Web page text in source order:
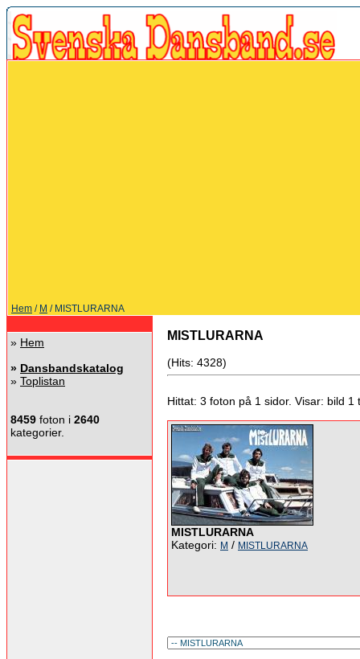
Hem / M / MISTLURARNA
» Hem
» Dansbandskatalog
» Toplistan
8459 foton i 2640
kategorier.
MISTLURARNA
(Hits: 4328)
Hittat: 3 foton på 1 sidor. Visar: bild 1
MISTLURARNA
Kategori: M / MISTLURARNA